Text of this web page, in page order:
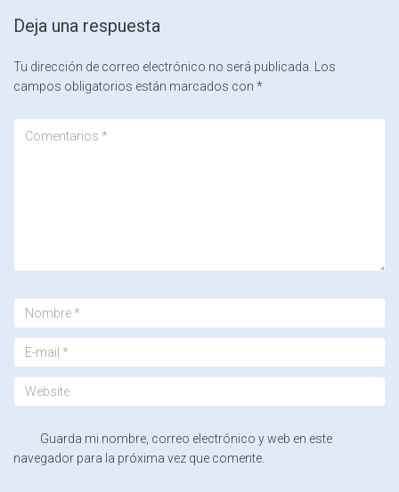
Deja una respuesta
Tu dirección de correo electrónico no será publicada. Los
campos obligatorios están marcados con *
Guarda mi nombre, correo electrónico y web en este
navegador para la próxima vez que comente.